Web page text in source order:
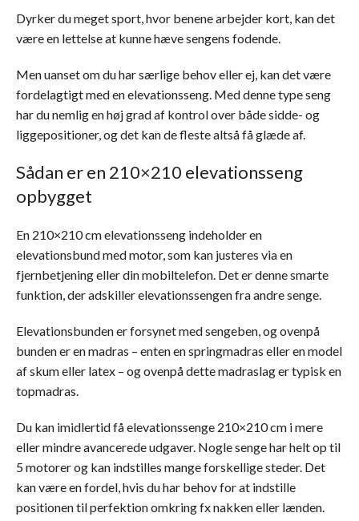
Dyrker du meget sport, hvor benene arbejder kort, kan det
være en lettelse at kunne hæve sengens fodende.
Men uanset om du har særlige behov eller ej, kan det være
fordelagtigt med en elevationsseng. Med denne type seng
har du nemlig en høj grad af kontrol over både sidde- og
liggepositioner, og det kan de fleste altså få glæde af.
Sådan er en 210×210 elevationsseng
opbygget
En 210×210 cm elevationsseng indeholder en
elevationsbund med motor, som kan justeres via en
fjernbetjening eller din mobiltelefon. Det er denne smarte
funktion, der adskiller elevationssengen fra andre senge.
Elevationsbunden er forsynet med sengeben, og ovenpå
bunden er en madras – enten en springmadras eller en model
af skum eller latex – og ovenpå dette madraslag er typisk en
topmadras.
Du kan imidlertid få elevationssenge 210×210 cm i mere
eller mindre avancerede udgaver. Nogle senge har helt op til
5 motorer og kan indstilles mange forskellige steder. Det
kan være en fordel, hvis du har behov for at indstille
positionen til perfektion omkring fx nakken eller lænden.